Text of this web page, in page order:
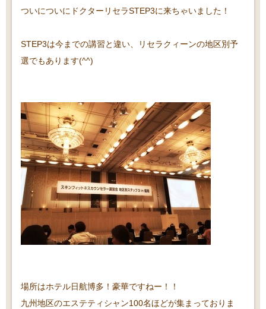
ついについにドクターリセラSTEP3に来ちゃいました！
STEP3は今までの講習と違い、リセラクィーンの地区別予
選でもあります(^^)
場所はホテル日航博多！豪華ですねー！！
九州地区のエステティシャン100名ほどが集まっておりま